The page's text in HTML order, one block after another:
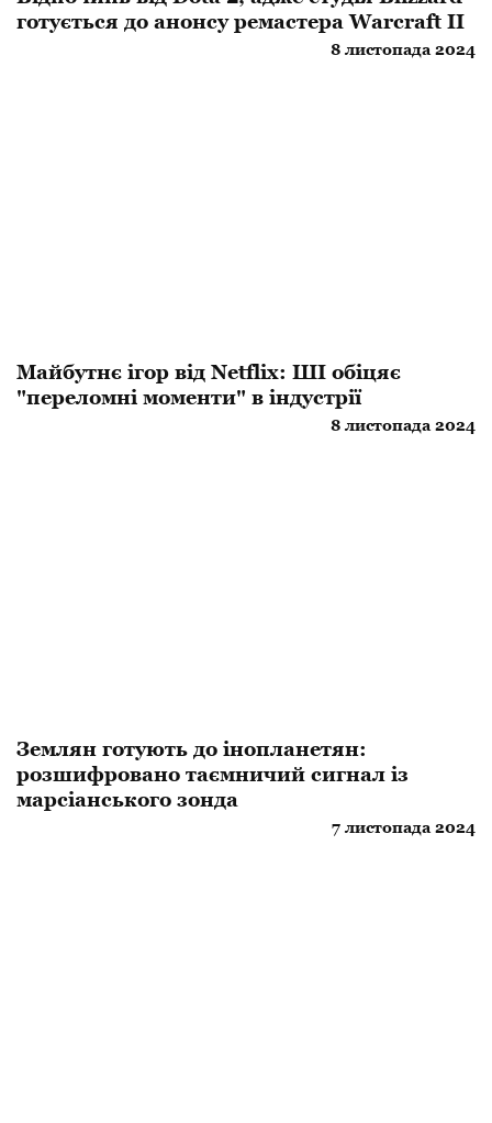
готується до анонсу ремастера Warcraft II
8 листопада 2024
Майбутнє ігор від Netflix: ШІ обіцяє
"переломні моменти" в індустрії
8 листопада 2024
Землян готують до інопланетян:
розшифровано таємничий сигнал із
марсіанського зонда
7 листопада 2024